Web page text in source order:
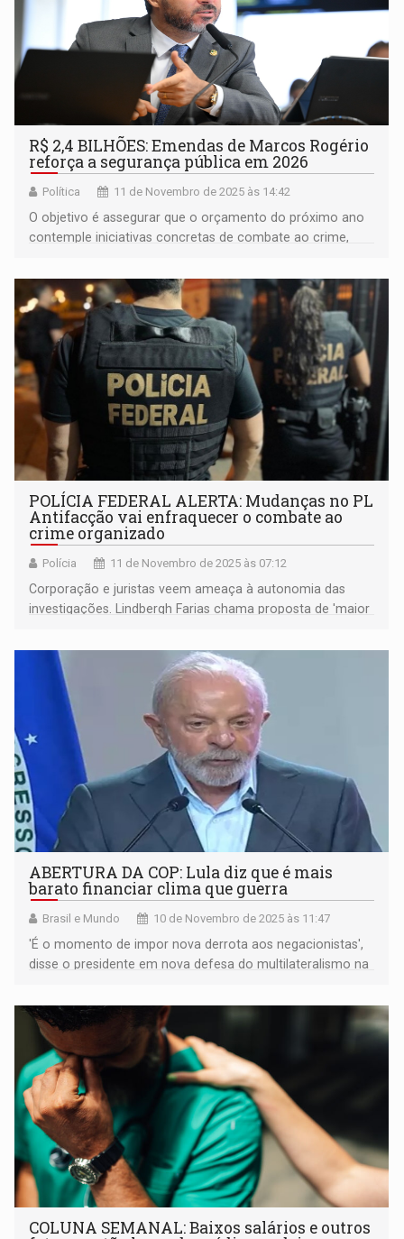
R$ 2,4 BILHÕES: Emendas de Marcos Rogério
reforça a segurança pública em 2026
Política 11 de Novembro de 2025 às 14:42
O objetivo é assegurar que o orçamento do próximo ano
contemple iniciativas concretas de combate ao crime,
da população
POLÍCIA FEDERAL ALERTA: Mudanças no PL
Antifacção vai enfraquecer o combate ao
crime organizado
Polícia 11 de Novembro de 2025 às 07:12
Corporação e juristas veem ameaça à autonomia das
investigações. Lindbergh Farias chama proposta de 'maior
ABERTURA DA COP: Lula diz que é mais
barato financiar clima que guerra
Brasil e Mundo 10 de Novembro de 2025 às 11:47
'É o momento de impor nova derrota aos negacionistas',
disse o presidente em nova defesa do multilateralismo na
COLUNA SEMANAL: Baixos salários e outros